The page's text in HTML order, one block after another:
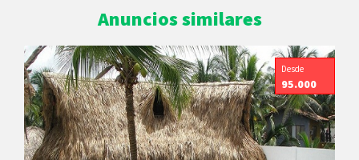
Anuncios similares
Desde
95.000